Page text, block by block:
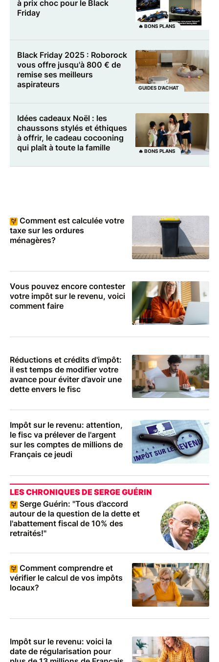
🔥 BONS PLANS
à prix choc pour le Black
Friday
GUIDES D'ACHAT
Black Friday 2025 : Roborock
vous offre jusqu'à 800 € de
remise ses meilleurs
aspirateurs
🔥 BONS PLANS
Idées cadeaux Noël : les
chaussons stylés et éthiques
à offrir, le cadeau cocooning
qui plaît à toute la famille
Comment est calculée votre
taxe sur les ordures
ménagères?
Vous pouvez encore contester
votre impôt sur le revenu, voici
comment faire
Réductions et crédits d'impôt:
il est temps de modifier votre
avance pour éviter d’avoir une
dette envers le fisc
Impôt sur le revenu: attention,
le fisc va prélever de l'argent
sur les comptes de millions de
Français ce jeudi
LES CHRONIQUES DE SERGE GUÉRIN
Serge Guérin: "Tous d’accord
autour de la question de la dette et
l'abattement fiscal de 10% des
retraités!"
Comment comprendre et
vérifier le calcul de vos impôts
locaux?
Impôt sur le revenu: voici la
date de régularisation pour